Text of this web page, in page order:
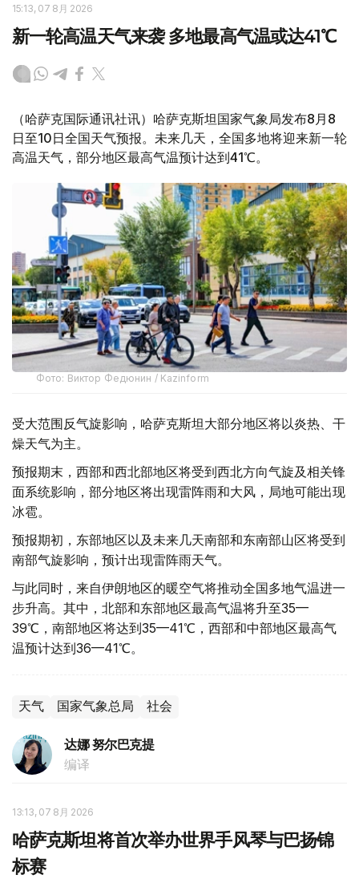
15:13, 07 8月 2026
新一轮高温天气来袭 多地最高气温或达41℃
（哈萨克国际通讯社讯）哈萨克斯坦国家气象局发布8月8
日至10日全国天气预报。未来几天，全国多地将迎来新一轮
高温天气，部分地区最高气温预计达到41℃。
Фото: Виктор Федюнин / Kazinform
受大范围反气旋影响，哈萨克斯坦大部分地区将以炎热、干
燥天气为主。
预报期末，西部和西北部地区将受到西北方向气旋及相关锋
面系统影响，部分地区将出现雷阵雨和大风，局地可能出现
冰雹。
预报期初，东部地区以及未来几天南部和东南部山区将受到
南部气旋影响，预计出现雷阵雨天气。
与此同时，来自伊朗地区的暖空气将推动全国多地气温进一
步升高。其中，北部和东部地区最高气温将升至35—
39℃，南部地区将达到35—41℃，西部和中部地区最高气
温预计达到36—41℃。
天气 国家气象总局 社会
达娜 努尔巴克提
编译
13:13, 07 8月 2026
哈萨克斯坦将首次举办世界手风琴与巴扬锦
标赛